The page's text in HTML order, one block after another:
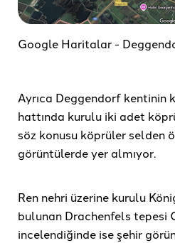
Google Haritalar -
Ayrıca Deggendorf kentinin
hattında kurulu iki adet
söz konusu köprüler selden
görüntülerde yer almıyor.
Ren nehri üzerine kurulu
bulunan Drachenfels tepesi
incelendiğinde ise şehir